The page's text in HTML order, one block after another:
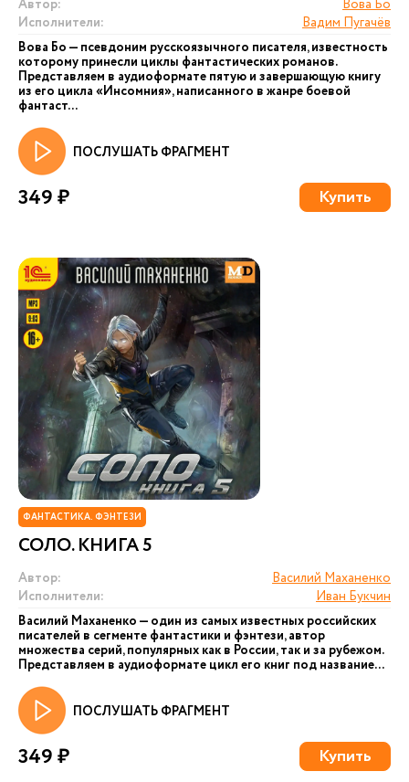
Автор:
Вова Бо
Исполнители:
Вадим Пугачёв
Вова Бо — псевдоним русскоязычного писателя, известность
которому принесли циклы фантастических романов.
Представляем в аудиоформате пятую и завершающую книгу
из его цикла «Инсомния», написанного в жанре боевой
фантаст...
ПОСЛУШАТЬ ФРАГМЕНТ
349 ₽ Купить
ФАНТАСТИКА. ФЭНТЕЗИ
СОЛО. КНИГА 5
Автор:
Василий Маханенко
Исполнители:
Иван Букчин
Василий Маханенко — один из самых известных российских
писателей в сегменте фантастики и фэнтези, автор
множества серий, популярных как в России, так и за рубежом.
Представляем в аудиоформате цикл его книг под название...
ПОСЛУШАТЬ ФРАГМЕНТ
349 ₽ Купить